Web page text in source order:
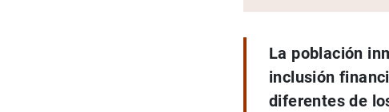
La población
inclusión
diferentes de